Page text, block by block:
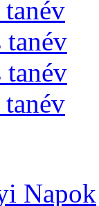
tanév
tanév
Napok